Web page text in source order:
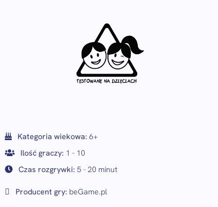
Kategoria wiekowa: 6+
Ilość graczy: 1 - 10
Czas rozgrywki: 5 - 20 minut
Producent gry: beGame.pl